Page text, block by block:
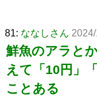
81: ななしさん
鮮魚のアラと
えて「10円」
ことある